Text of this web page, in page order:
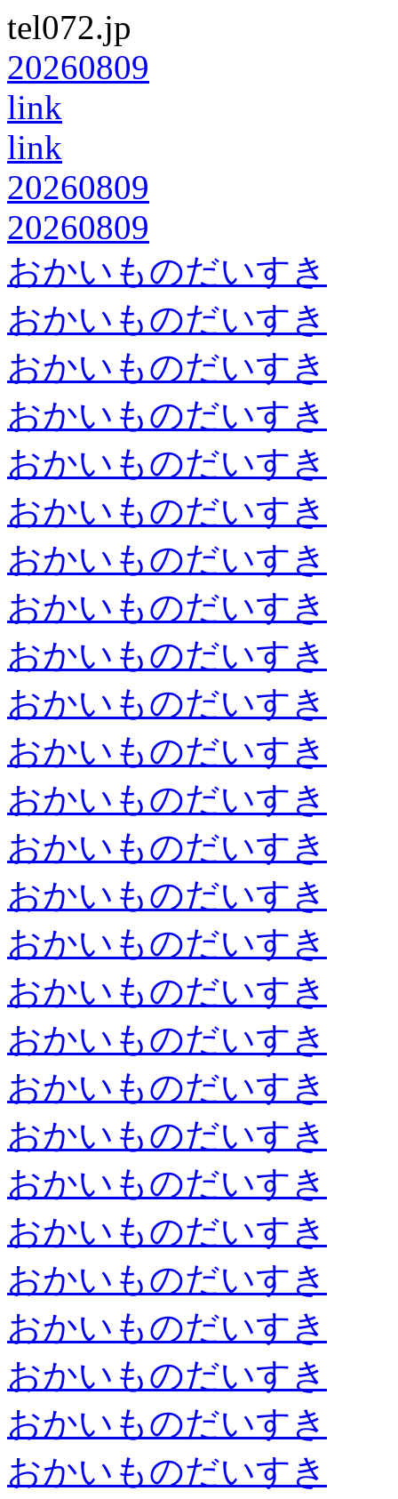
tel072.jp
20260809
link
link
20260809
20260809
おかいものだいすき
おかいものだいすき
おかいものだいすき
おかいものだいすき
おかいものだいすき
おかいものだいすき
おかいものだいすき
おかいものだいすき
おかいものだいすき
おかいものだいすき
おかいものだいすき
おかいものだいすき
おかいものだいすき
おかいものだいすき
おかいものだいすき
おかいものだいすき
おかいものだいすき
おかいものだいすき
おかいものだいすき
おかいものだいすき
おかいものだいすき
おかいものだいすき
おかいものだいすき
おかいものだいすき
おかいものだいすき
おかいものだいすき